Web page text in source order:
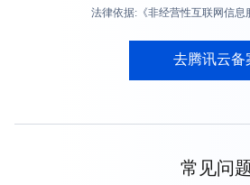
法律依据:《非经营性互联网信息
去腾讯云备
常见问